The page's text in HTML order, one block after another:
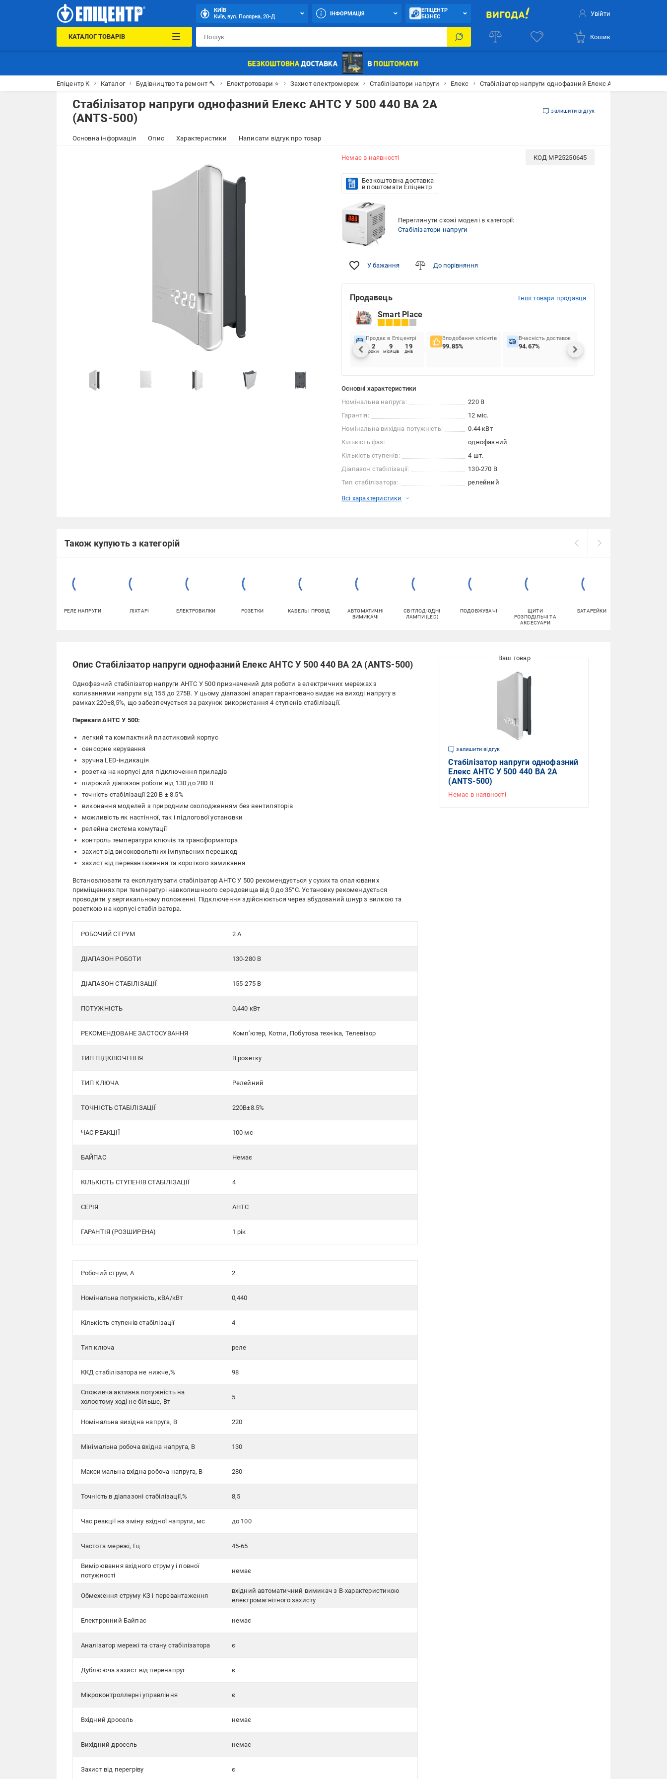
КИЇВ
Київ, вул. Полярна, 20-Д
ІНФОРМАЦІЯ
ЕПІЦЕНТР
БІЗНЕС
Увійти
КАТАЛОГ ТОВАРІВ Кошик
Епіцентр К Каталог Будівництво та ремонт 🔨 Електротовари ⭐ Захист електромереж Стабілізатори напруги Елекс Стабілізатор напруги однофазний Елекс АНТС У 500 440 ВА
Стабілізатор напруги однофазний Елекс АНТС У 500 440 ВА 2А
(ANTS-500)
залишити відгук
Основна інформація Опис Характеристики Написати відгук про товар
Немає в наявності КОД MP25250645
Безкоштовна доставка
в поштомати Епіцентр
Переглянути схожі моделі в категорії:
Стабілізатори напруги
У бажання До порівняння
Продавець Інші товари продавця
Smart Place
Продає в Епіцентрі
2
роки
9
місяців
19
днів
Вподобання клієнтів
99.85%
Вчасність доставок
94.67%
Основні характеристики
Номінальна напруга:
220 В
Гарантія:
12 міс.
Номінальна вихідна потужність:
0.44 кВт
Кількість фаз:
однофазний
Кількість ступенів:
4 шт.
Діапазон стабілізації:
130-270 В
Тип стабілізатора:
релейний
Всі характеристики
Також купують з категорій
РЕЛЕ НАПРУГИ ЛІХТАРІ ЕЛЕКТРОВИЛКИ РОЗЕТКИ КАБЕЛЬ І ПРОВІД
АВТОМАТИЧНІ
ВИМИКАЧІ
СВІТЛОДІОДНІ
ЛАМПИ (LED)
ПОДОВЖУВАЧІ
ЩИТИ
РОЗПОДІЛЬЧІ ТА
АКСЕСУАРИ
БАТАРЕЙКИ
Опис Стабілізатор напруги однофазний Елекс АНТС У 500 440 ВА 2А (ANTS-500)
Однофазний стабілізатор напруги АНТС У 500 призначений для роботи в електричних мережах з
коливаннями напруги від 155 до 275В. У цьому діапазоні апарат гарантовано видає на виході напругу в
рамках 220±8,5%, що забезпечується за рахунок використання 4 ступенів стабілізації.
Переваги АНТС У 500:
легкий та компактний пластиковий корпус
сенсорне керування
зручна LED-індикація
розетка на корпусі для підключення приладів
широкий діапазон роботи від 130 до 280 В
точність стабілізації 220 В ± 8.5%
виконання моделей з природним охолодженням без вентиляторів
можливість як настінної, так і підлогової установки
релейна система комутації
контроль температури ключів та трансформатора
захист від високовольтних імпульсних перешкод
захист від перевантаження та короткого замикання
Встановлювати та експлуатувати стабілізатор АНТС У 500 рекомендується у сухих та опалюваних
приміщеннях при температурі навколишнього середовища від 0 до 35°С. Установку рекомендується
проводити у вертикальному положенні. Підключення здійснюється через вбудований шнур з вилкою та
розеткою на корпусі стабілізатора.
РОБОЧИЙ СТРУМ 2 A
ДІАПАЗОН РОБОТИ 130-280 В
ДІАПАЗОН СТАБІЛІЗАЦІЇ 155-275 В
ПОТУЖНІСТЬ 0,440 кВт
РЕКОМЕНДОВАНЕ ЗАСТОСУВАННЯ Комп'ютер, Котли, Побутова техніка, Телевізор
ТИП ПІДКЛЮЧЕННЯ В розетку
ТИП КЛЮЧА Релейний
ТОЧНІСТЬ СТАБІЛІЗАЦІЇ 220В±8.5%
ЧАС РЕАКЦІЇ 100 мс
БАЙПАС Немає
КІЛЬКІСТЬ СТУПЕНІВ СТАБІЛІЗАЦІЇ 4
СЕРІЯ АНТС
ГАРАНТІЯ (РОЗШИРЕНА) 1 рік
Робочий струм, А 2
Номінальна потужність, кВА/кВт 0,440
Кількість ступенів стабілізації 4
Тип ключа реле
ККД стабілізатора не нижче,% 98
Споживча активна потужність на
холостому ході не більше, Вт
5
Номінальна вихідна напруга, В 220
Мінімальна робоча вхідна напруга, В 130
Максимальна вхідна робоча напруга, В 280
Точність в діапазоні стабілізації,% 8,5
Час реакції на зміну вхідної напруги, мс до 100
Частота мережі, Гц 45-65
Вимірювання вхідного струму і повної
потужності
немає
Обмеження струму КЗ і перевантаження
вхідний автоматичний вимикач з B-характеристикою
електромагнітного захисту
Електронний Байпас немає
Аналізатор мережі та стану стабілізатора є
Дублююча захист від перенапруг є
Мікроконтроллерні управління є
Вхідний дросель немає
Вихідний дросель немає
Захист від перегріву є
залишити відгук
Стабілізатор напруги однофазний
Елекс АНТС У 500 440 ВА 2А
(ANTS-500)
Немає в наявності